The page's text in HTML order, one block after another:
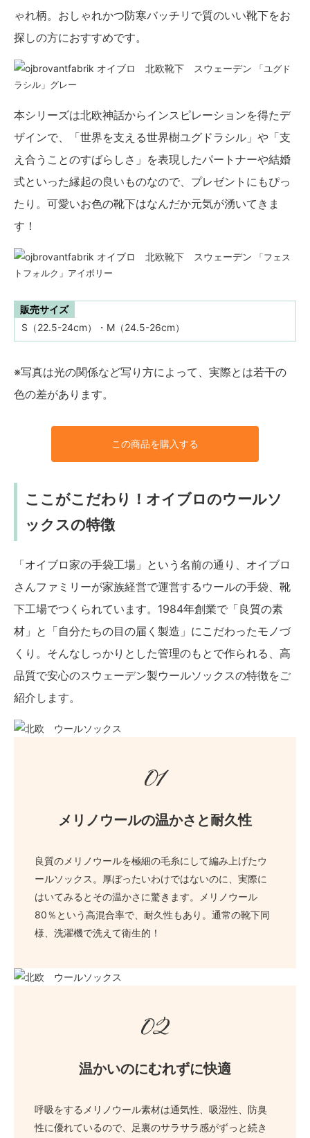
ゃれ柄。おしゃれかつ防寒バッチリで質のいい靴下をお
探しの方におすすめです。
「ユグド
ラシル」グレー
本シリーズは北欧神話からインスピレーションを得たデ
ザインで、「世界を支える世界樹ユグドラシル」や「支
え合うことのすばらしさ」を表現したパートナーや結婚
式といった縁起の良いものなので、プレゼントにもぴっ
たり。可愛いお色の靴下はなんだか元気が湧いてきま
す！
「フェス
トフォルク」アイボリー
販売サイズ
S（22.5-24cm）・M（24.5-26cm）
※写真は光の関係など写り方によって、実際とは若干の
色の差があります。
この商品を購入する
ここがこだわり！オイブロのウールソ
ックスの特徴
「オイブロ家の手袋工場」という名前の通り、オイブロ
さんファミリーが家族経営で運営するウールの手袋、靴
下工場でつくられています。1984年創業で「良質の素
材」と「自分たちの目の届く製造」にこだわったモノづ
くり。そんなしっかりとした管理のもとで作られる、高
品質で安心のスウェーデン製ウールソックスの特徴をご
紹介します。
01
メリノウールの温かさと耐久性
良質のメリノウールを極細の毛糸にして編み上げたウ
ールソックス。厚ぼったいわけではないのに、実際に
はいてみるとその温かさに驚きます。メリノウール
80％という高混合率で、耐久性もあり。通常の靴下同
様、洗濯機で洗えて衛生的！
02
温かいのにむれずに快適
呼吸をするメリノウール素材は通気性、吸湿性、防臭
性に優れているので、足裏のサラサラ感がずっと続き